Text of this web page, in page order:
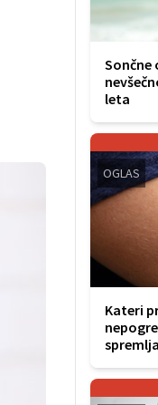
Sončne
leta
OGLAS
Kateri